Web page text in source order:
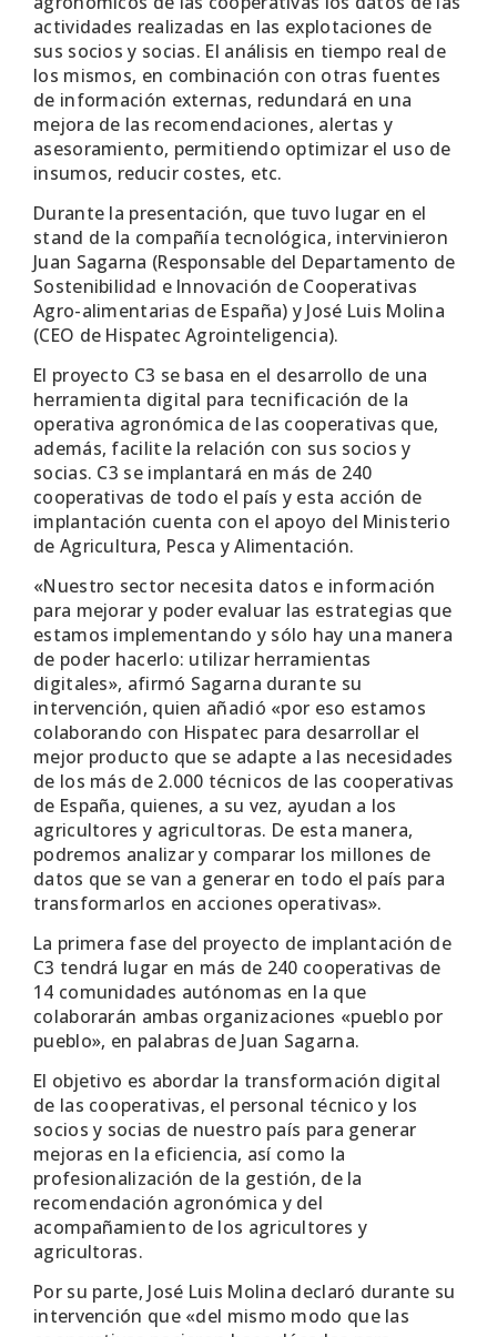
actividades realizadas en las explotaciones de
sus socios y socias. El análisis en tiempo real de
los mismos, en combinación con otras fuentes
de información externas, redundará en una
mejora de las recomendaciones, alertas y
asesoramiento, permitiendo optimizar el uso de
insumos, reducir costes, etc.
Durante la presentación, que tuvo lugar en el
stand de la compañía tecnológica, intervinieron
Juan Sagarna (Responsable del Departamento de
Sostenibilidad e Innovación de Cooperativas
Agro-alimentarias de España) y José Luis Molina
(CEO de Hispatec Agrointeligencia).
El proyecto C3 se basa en el desarrollo de una
herramienta digital para tecnificación de la
operativa agronómica de las cooperativas que,
además, facilite la relación con sus socios y
socias. C3 se implantará en más de 240
cooperativas de todo el país y esta acción de
implantación cuenta con el apoyo del Ministerio
de Agricultura, Pesca y Alimentación.
«Nuestro sector necesita datos e información
para mejorar y poder evaluar las estrategias que
estamos implementando y sólo hay una manera
de poder hacerlo: utilizar herramientas
digitales», afirmó Sagarna durante su
intervención, quien añadió «por eso estamos
colaborando con Hispatec para desarrollar el
mejor producto que se adapte a las necesidades
de los más de 2.000 técnicos de las cooperativas
de España, quienes, a su vez, ayudan a los
agricultores y agricultoras. De esta manera,
podremos analizar y comparar los millones de
datos que se van a generar en todo el país para
transformarlos en acciones operativas».
La primera fase del proyecto de implantación de
C3 tendrá lugar en más de 240 cooperativas de
14 comunidades autónomas en la que
colaborarán ambas organizaciones «pueblo por
pueblo», en palabras de Juan Sagarna.
El objetivo es abordar la transformación digital
de las cooperativas, el personal técnico y los
socios y socias de nuestro país para generar
mejoras en la eficiencia, así como la
profesionalización de la gestión, de la
recomendación agronómica y del
acompañamiento de los agricultores y
agricultoras.
Por su parte, José Luis Molina declaró durante su
intervención que «del mismo modo que las